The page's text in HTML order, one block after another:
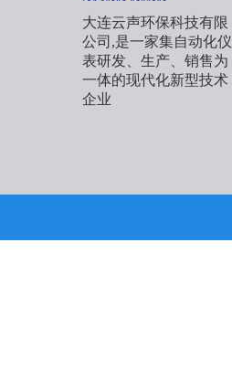
大连云声环保科技有限
公司,是一家集自动化仪
表研发、生产、销售为
一体的现代化新型技术
企业